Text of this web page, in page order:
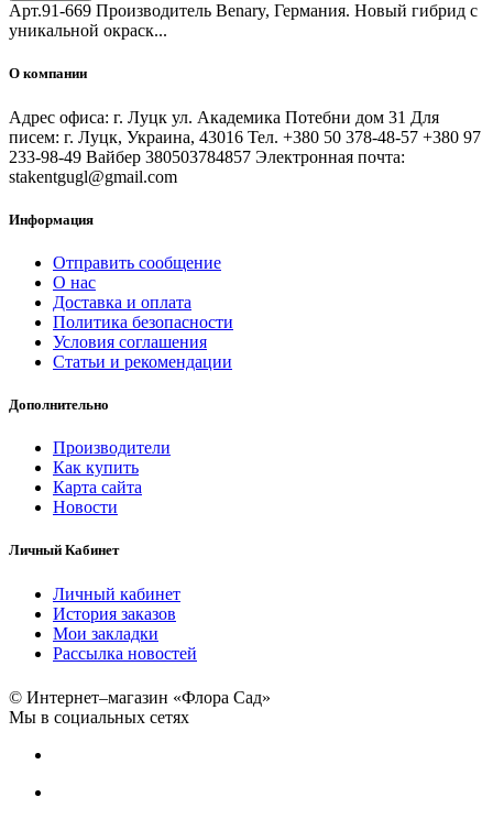
Арт.91-669 Производитель Benary, Германия. Новый гибрид с
уникальной окраск...
О компании
Адрес офиса: г. Луцк ул. Академика Потебни дом 31 Для
писем: г. Луцк, Украина, 43016 Тел. +380 50 378-48-57 +380 97
233-98-49 Вайбер 380503784857 Электронная почта:
stakentgugl@gmail.com
Информация
Отправить сообщение
О нас
Доставка и оплата
Политика безопасности
Условия соглашения
Статьи и рекомендации
Дополнительно
Производители
Как купить
Карта сайта
Новости
Личный Кабинет
Личный кабинет
История заказов
Мои закладки
Рассылка новостей
© Интернет–магазин «Флора Сад»
Мы в социальных сетях